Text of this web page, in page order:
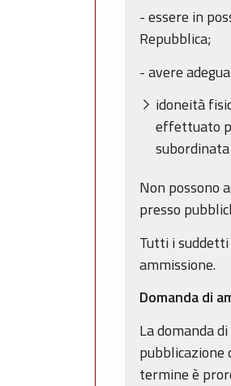
- essere in
Repubblica;
- avere
idoneità
effettuato
Non possono
presso
Tutti i
ammissione.
Domanda di
La domanda
pubblicazione
termine è